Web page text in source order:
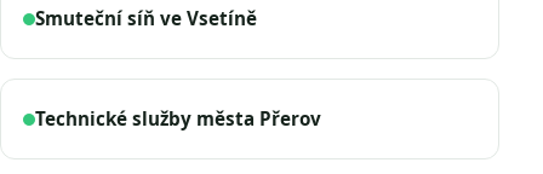
Smuteční síň ve Vsetíně
Technické služby města Přerov